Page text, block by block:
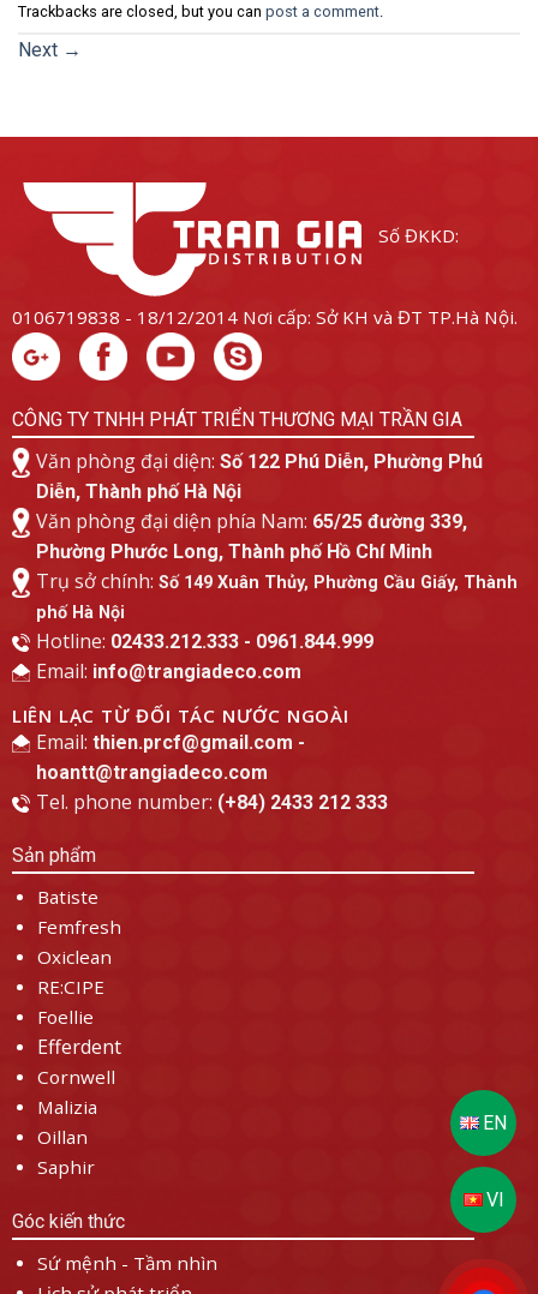
Trackbacks are closed, but you can post a comment
Next →
Số ĐKKD:
0106719838 - 18/12/2014 Nơi cấp: Sở KH và ĐT TP.Hà Nội.
CÔNG TY TNHH PHÁT TRIỂN THƯƠNG MẠI TRẦN GIA
Văn phòng đại diện: Số 122 Phú Diễn, Phường Phú
Diễn, Thành phố Hà Nội
Văn phòng đại diện phía Nam: 65/25 đường 339,
Phường Phước Long, Thành phố Hồ Chí Minh
Trụ sở chính: Số 149 Xuân Thủy, Phường Cầu Giấy, Thành
phố Hà Nội
Hotline: 02433.212.333 - 0961.844.999
Email: info@trangiadeco.com
LIÊN LẠC TỪ ĐỐI TÁC NƯỚC NGOÀI
Email: thien.prcf@gmail.com -
hoantt@trangiadeco.com
Tel. phone number: (+84) 2433 212 333
Sản phẩm
Batiste
Femfresh
Oxiclean
RE:CIPE
Foellie
Efferdent
Cornwell
Malizia
Oillan
Saphir
Góc kiến thức
Sứ mệnh - Tầm nhìn